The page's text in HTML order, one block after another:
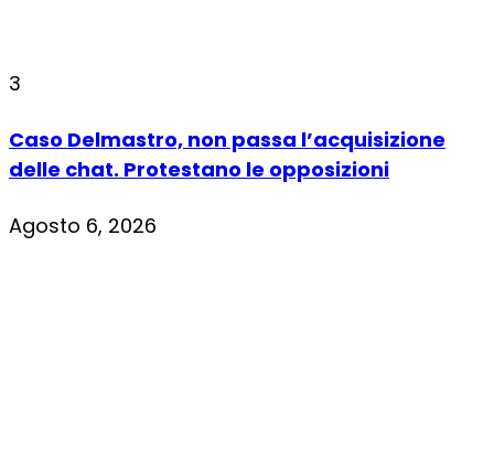
3
Caso Delmastro, non passa l’acquisizione
delle chat. Protestano le opposizioni
Agosto 6, 2026